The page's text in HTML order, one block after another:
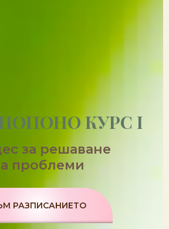
КУРС I
за решаване
проблеми
РАЗПИСАНИЕТО